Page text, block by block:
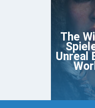
The
Unreal